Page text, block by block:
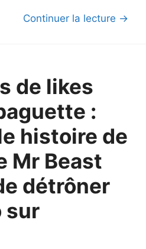
Continuer la lecture →
de likes
:
histoire de
Mr Beast
détrôner
sur